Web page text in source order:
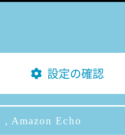
設定の確認
, Amazon Echo